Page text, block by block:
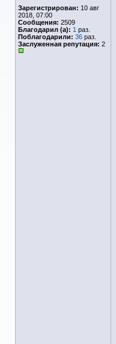
Зарегистрирован: 10 авг
2018, 07:00
Сообщения: 2509
Благодарил (а): 1 раз.
Поблагодарили: 36 раз.
Заслуженная репутация: 2